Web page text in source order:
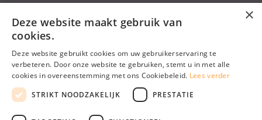
Werken bij Bas Boer Noten
Contact
©1974 - 2026 Bas Boer Noten
×
Deze website maakt gebruik van
cookies.
Deze website gebruikt cookies om uw gebruikerservaring te
verbeteren. Door onze website te gebruiken, stemt u in met alle
cookies in overeenstemming met ons Cookiebeleid. Lees verder
STRIKT NOODZAKELIJK
PRESTATIE